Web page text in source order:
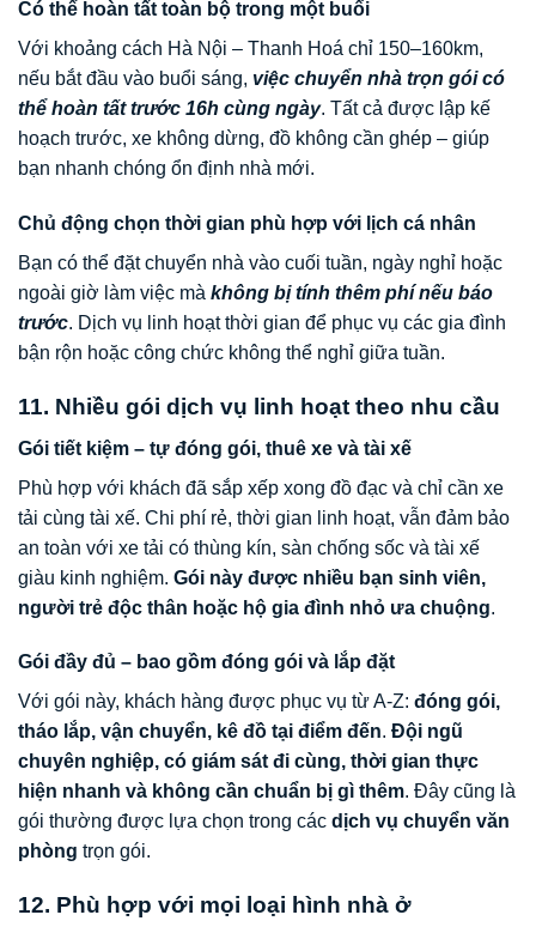
Có thể hoàn tất toàn bộ trong một buổi
Với khoảng cách Hà Nội – Thanh Hoá chỉ 150–160km,
nếu bắt đầu vào buổi sáng, việc chuyển nhà trọn gói có
thể hoàn tất trước 16h cùng ngày. Tất cả được lập kế
hoạch trước, xe không dừng, đồ không cần ghép – giúp
bạn nhanh chóng ổn định nhà mới.
Chủ động chọn thời gian phù hợp với lịch cá nhân
Bạn có thể đặt chuyển nhà vào cuối tuần, ngày nghỉ hoặc
ngoài giờ làm việc mà không bị tính thêm phí nếu báo
trước. Dịch vụ linh hoạt thời gian để phục vụ các gia đình
bận rộn hoặc công chức không thể nghỉ giữa tuần.
11. Nhiều gói dịch vụ linh hoạt theo nhu cầu
Gói tiết kiệm – tự đóng gói, thuê xe và tài xế
Phù hợp với khách đã sắp xếp xong đồ đạc và chỉ cần xe
tải cùng tài xế. Chi phí rẻ, thời gian linh hoạt, vẫn đảm bảo
an toàn với xe tải có thùng kín, sàn chống sốc và tài xế
giàu kinh nghiệm. Gói này được nhiều bạn sinh viên,
người trẻ độc thân hoặc hộ gia đình nhỏ ưa chuộng.
Gói đầy đủ – bao gồm đóng gói và lắp đặt
Với gói này, khách hàng được phục vụ từ A-Z: đóng gói,
tháo lắp, vận chuyển, kê đồ tại điểm đến. Đội ngũ
chuyên nghiệp, có giám sát đi cùng, thời gian thực
hiện nhanh và không cần chuẩn bị gì thêm. Đây cũng là
gói thường được lựa chọn trong các dịch vụ chuyển văn
phòng trọn gói.
12. Phù hợp với mọi loại hình nhà ở